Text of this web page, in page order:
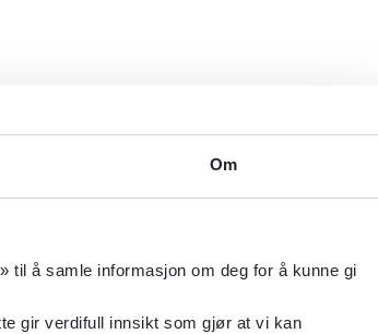
Om
til å samle informasjon om deg for å kunne gi
gir verdifull innsikt som gjør at vi kan